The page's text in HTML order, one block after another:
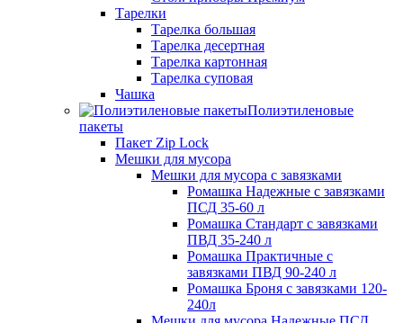
Тарелки
Тарелка большая
Тарелка десертная
Тарелка картонная
Тарелка суповая
Чашка
Полиэтиленовые
пакеты
Пакет Zip Lock
Мешки для мусора
Мешки для мусора с завязками
Ромашка Надежные с завязками
ПСД 35-60 л
Ромашка Стандарт с завязками
ПВД 35-240 л
Ромашка Практичные с
завязками ПВД 90-240 л
Ромашка Броня с завязками 120-
240л